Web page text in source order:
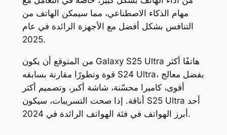
مهام الذكاء الاصطناعي، مما سيمكن الهاتف من
التنافس بشكل أفضل مع الأجهزة الرائدة في عام
2025.
من المتوقع أن يكون Galaxy S25 Ultra هاتفًا أكثر
قوة وتطورًا مقارنة بسابقه S24 Ultra، بفضل معالج
أقوى، كاميرا محسّنة، شاشة أكبر، وتصميم أكثر
أناقة. إذا صحت التسريبات، سيكون S25 Ultra أحد
أبرز الهواتف في فئة الهواتف الرائدة في 2024.